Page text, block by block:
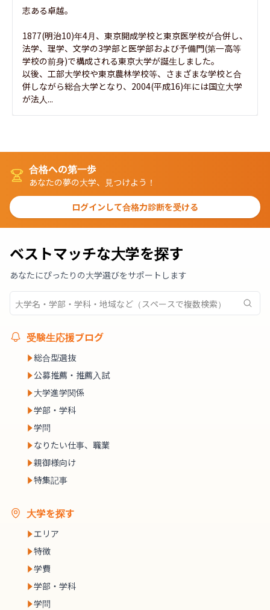
志ある卓越。
1877(明治10)年4月、東京開成学校と東京医学校が合併し、
法学、理学、文学の3学部と医学部および予備門(第一高等
学校の前身)で構成される東京大学が誕生しました。
以後、工部大学校や東京農林学校等、さまざまな学校と合
併しながら総合大学となり、2004(平成16)年には国立大学
が法人...
合格への第一歩
あなたの夢の大学、見つけよう！
ログインして合格力診断を受ける
ベストマッチな大学を探す
あなたにぴったりの大学選びをサポートします
受験生応援ブログ
総合型選抜
公募推薦・推薦入試
大学進学関係
学部・学科
学問
なりたい仕事、職業
親御様向け
特集記事
大学を探す
エリア
特徴
学費
学部・学科
学問